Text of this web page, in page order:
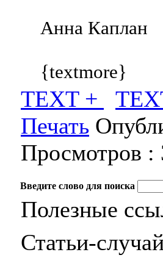
Анна Каплан
{textmore}
TEXT +
Печать
Просмотров :
Введите слово для поиска
Полезные
Статьи-